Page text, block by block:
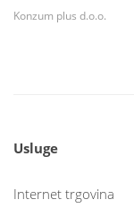
Konzum plus d.o.o.
Usluge
Internet trgovina